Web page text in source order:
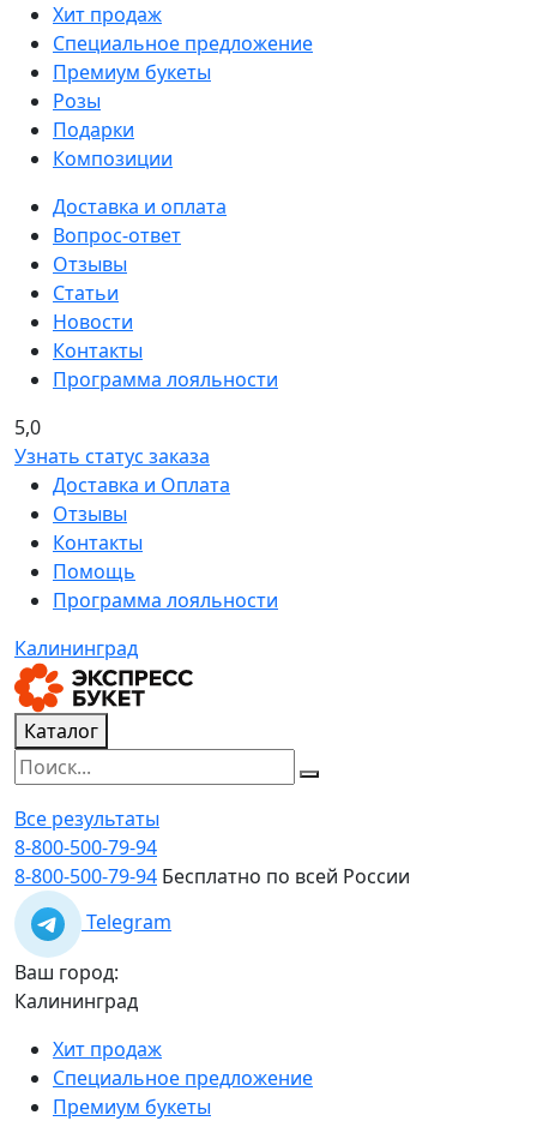
Хит продаж
Специальное предложение
Премиум букеты
Розы
Подарки
Композиции
Доставка и оплата
Вопрос-ответ
Отзывы
Статьи
Новости
Контакты
Программа лояльности
5,0
Узнать статус заказа
Доставка и Оплата
Отзывы
Контакты
Помощь
Программа лояльности
Калининград
Каталог
Все результаты
8-800-500-79-94
8-800-500-79-94 Бесплатно по всей России
Telegram
Ваш город:
Калининград
Хит продаж
Специальное предложение
Премиум букеты